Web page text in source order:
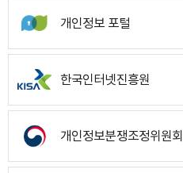
개인정보 포털
한국인터넷진흥원
개인정보분쟁조정위원회